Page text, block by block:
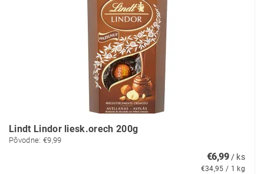
Lindt Lindor liesk.orech 200g
Pôvodne: €9,99
€6,99/ ks
€34,95 / 1 kg